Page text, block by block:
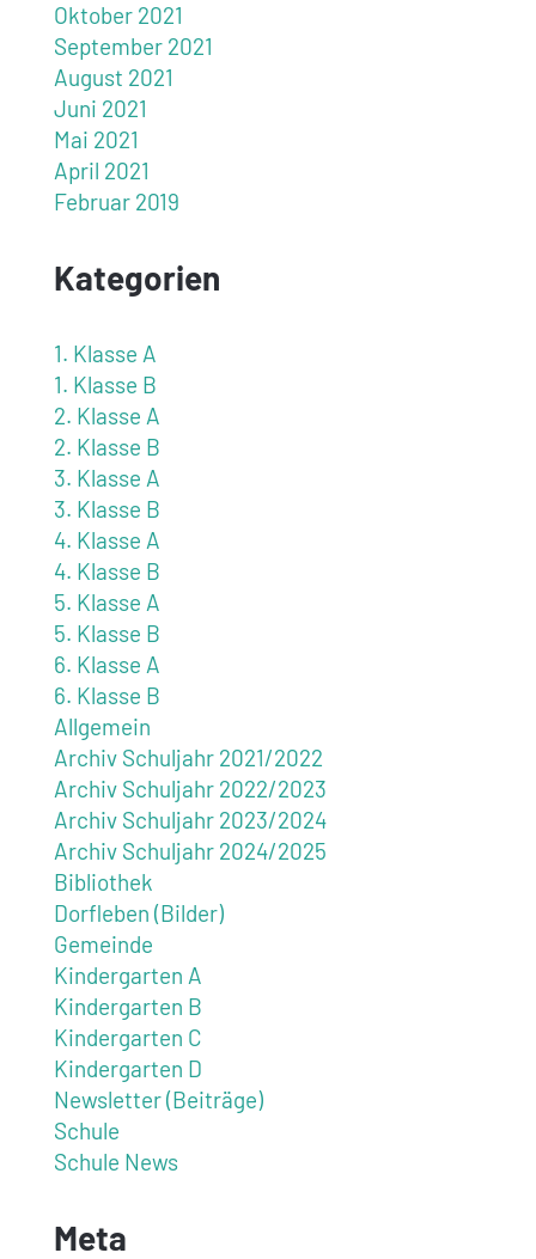
Oktober 2021
September 2021
August 2021
Juni 2021
Mai 2021
April 2021
Februar 2019
Kategorien
1. Klasse A
1. Klasse B
2. Klasse A
2. Klasse B
3. Klasse A
3. Klasse B
4. Klasse A
4. Klasse B
5. Klasse A
5. Klasse B
6. Klasse A
6. Klasse B
Allgemein
Archiv Schuljahr 2021/2022
Archiv Schuljahr 2022/2023
Archiv Schuljahr 2023/2024
Archiv Schuljahr 2024/2025
Bibliothek
Dorfleben (Bilder)
Gemeinde
Kindergarten A
Kindergarten B
Kindergarten C
Kindergarten D
Newsletter (Beiträge)
Schule
Schule News
Meta